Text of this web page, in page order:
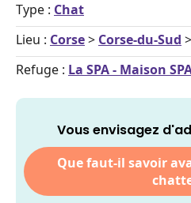
Type : Chat
Lieu : Corse> Corse-du-Sud
Refuge : La SPA - Maison
Vous envisagez
Que faut-il savoir